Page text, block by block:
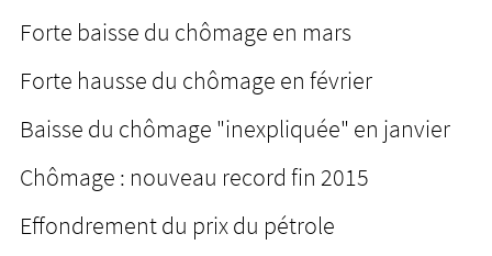
Forte baisse du chômage en mars
Forte hausse du chômage en février
Baisse du chômage "inexpliquée" en janvier
Chômage : nouveau record fin 2015
Effondrement du prix du pétrole